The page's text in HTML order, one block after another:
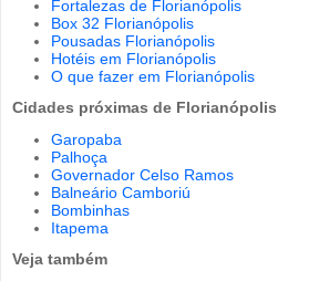
Fortalezas de Florianópolis
Box 32 Florianópolis
Pousadas Florianópolis
Hotéis em Florianópolis
O que fazer em Florianópolis
Cidades próximas de Florianópolis
Garopaba
Palhoça
Governador Celso Ramos
Balneário Camboriú
Bombinhas
Itapema
Veja também